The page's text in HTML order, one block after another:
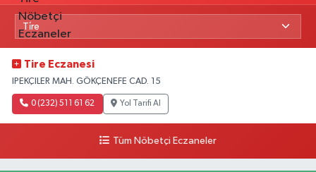
Tire Eczanesi
IPEKÇILER MAH. GÖKÇENEFE CAD. 15
0 (232) 511 61 62 Yol Tarifi Al
Tüm Nöbetçi Eczaneler